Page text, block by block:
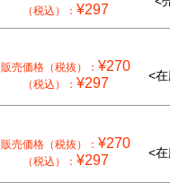
（税込）： ¥297
販売価格（税抜）： ¥270
（税込）： ¥297 <在庫
販売価格（税抜）： ¥270
（税込）： ¥297 <在庫